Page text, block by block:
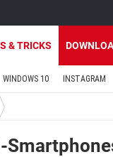
& TRICKS
WINDOWS 10 INSTAGRAM